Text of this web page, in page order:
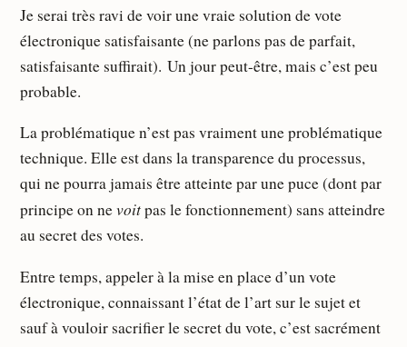
Je serai très ravi de voir une vraie solution de vote
électronique satisfaisante (ne parlons pas de parfait,
satisfaisante suffirait). Un jour peut-être, mais c’est peu
probable.
La problématique n’est pas vraiment une problématique
technique. Elle est dans la transparence du processus,
qui ne pourra jamais être atteinte par une puce (dont par
principe on nevoitpas le fonctionnement) sans atteindre
au secret des votes.
Entre temps, appeler à la mise en place d’un vote
électronique, connaissant l’état de l’art sur le sujet et
sauf à vouloir sacrifier le secret du vote, c’est sacrément